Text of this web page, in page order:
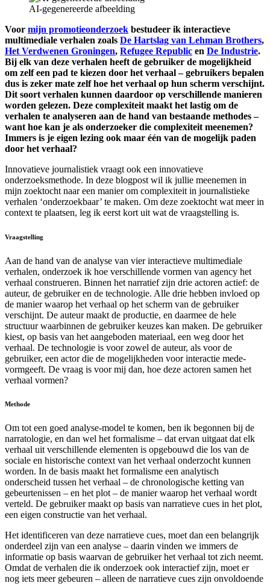
AI-gegenereerde afbeelding
Voor mijn promotieonderzoek bestudeer ik interactieve
multimediale verhalen zoals De Hartslag van Lehman Brothers,
Het Verdwenen Groningen, Refugee Republic en De Industrie.
Bij elk van deze verhalen heeft de gebruiker de mogelijkheid
om zelf een pad te kiezen door het verhaal – gebruikers bepalen
dus is zeker mate zelf hoe het verhaal op hun scherm verschijnt.
Dit soort verhalen kunnen daardoor op verschillende manieren
worden gelezen. Deze complexiteit maakt het lastig om de
verhalen te analyseren aan de hand van bestaande methodes –
want hoe kan je als onderzoeker die complexiteit meenemen?
Immers is je eigen lezing ook maar één van de mogelijk paden
door het verhaal?
Innovatieve journalistiek vraagt ook een innovatieve
onderzoeksmethode. In deze blogpost wil ik jullie meenemen in
mijn zoektocht naar een manier om complexiteit in journalistieke
verhalen ‘onderzoekbaar’ te maken. Om deze zoektocht wat meer in
context te plaatsen, leg ik eerst kort uit wat de vraagstelling is.
Vraagstelling
Aan de hand van de analyse van vier interactieve multimediale
verhalen, onderzoek ik hoe verschillende vormen van agency het
verhaal construeren. Binnen het narratief zijn drie actoren actief: de
auteur, de gebruiker en de technologie. Alle drie hebben invloed op
de manier waarop het verhaal op het scherm van de gebruiker
verschijnt. De auteur maakt de productie, en daarmee de hele
structuur waarbinnen de gebruiker keuzes kan maken. De gebruiker
kiest, op basis van het aangeboden materiaal, een weg door het
verhaal. De technologie is voor zowel de auteur, als voor de
gebruiker, een actor die de mogelijkheden voor interactie mede-
vormgeeft. De vraag is voor mij dan, hoe deze actoren samen het
verhaal vormen?
Methode
Om tot een goed analyse-model te komen, ben ik begonnen bij de
narratologie, en dan wel het formalisme – dat ervan uitgaat dat elk
verhaal uit verschillende elementen is opgebouwd die los van de
sociale en historische context van het verhaal onderzocht kunnen
worden. In de basis maakt het formalisme een analytisch
onderscheid tussen het verhaal – de chronologische ketting van
gebeurtenissen – en het plot – de manier waarop het verhaal wordt
verteld. De gebruiker maakt op basis van narratieve cues in het plot,
een eigen constructie van het verhaal.
Het identificeren van deze narratieve cues, moet dan een belangrijk
onderdeel zijn van een analyse – daarin vinden we immers de
informatie op basis waarvan de gebruiker het verhaal tot zich neemt.
Omdat de verhalen die ik onderzoek ook interactief zijn, moet er
nog iets meer gebeuren – alleen de narratieve cues zijn onvoldoende